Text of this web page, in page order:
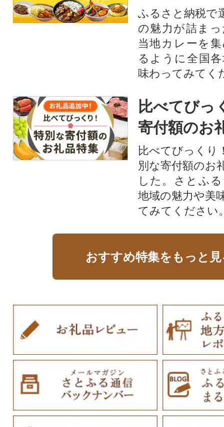
ふるさと納税で
の魅力が詰ま
当地カレーを
るように全国
味わってみてく
比べてびっ
寄付額のお
比べてびっくり
別な寄付額のお
した。さとふ
地域の魅力や美
てみてください
おすすめ特集をもっと